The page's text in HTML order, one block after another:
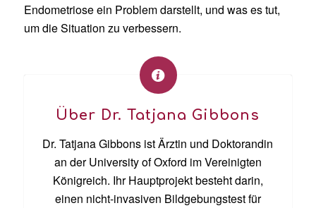
Endometriose ein Problem darstellt, und was es tut,
um die Situation zu verbessern.
Über Dr. Tatjana Gibbons
Dr. Tatjana Gibbons ist Ärztin und Doktorandin
an der University of Oxford im Vereinigten
Königreich. Ihr Hauptprojekt besteht darin,
einen nicht-invasiven Bildgebungstest für